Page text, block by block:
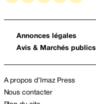
Annonces légales
Avis & Marchés publics
A propos d’Imaz Press
Nous contacter